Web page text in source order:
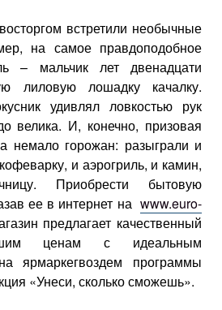
встретили необычные
на самое правдоподобное
– мальчик лет двенадцати
лиловую лошадку качалку.
удивлял ловкостью рук
велика. И, конечно, призовая
немало горожан: разыграли и
и аэрогриль, и камин,
Приобрести бытовую
ее в интернет на www.euro-
предлагает качественный
ценам с идеальным
ярмаркегвоздем программы
«Унеси, сколько сможешь».